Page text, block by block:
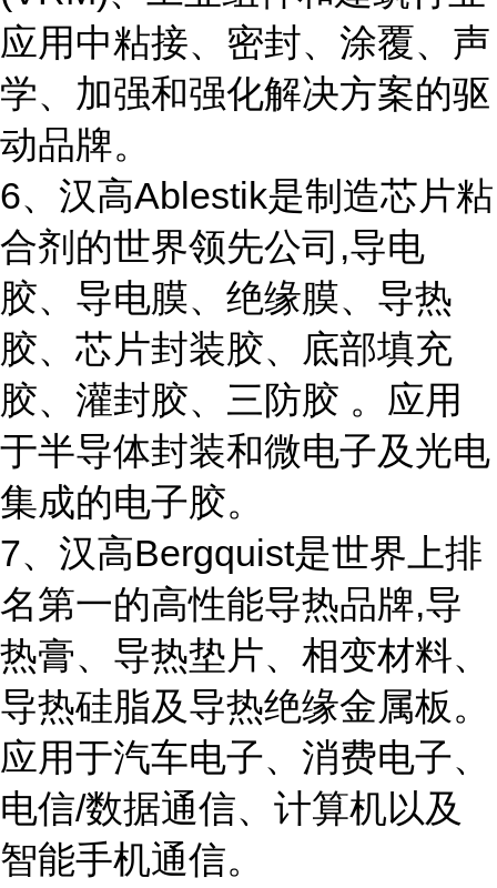
应用中粘接、密封、涂覆、声
学、加强和强化解决方案的驱
动品牌。
6、汉高Ablestik是制造芯片粘
合剂的世界领先公司,导电
胶、导电膜、绝缘膜、导热
胶、芯片封装胶、底部填充
胶、灌封胶、三防胶 。应用
于半导体封装和微电子及光电
集成的电子胶。
7、汉高Bergquist是世界上排
名第一的高性能导热品牌,导
热膏、导热垫片、相变材料、
导热硅脂及导热绝缘金属板。
应用于汽车电子、消费电子、
电信/数据通信、计算机以及
智能手机通信。